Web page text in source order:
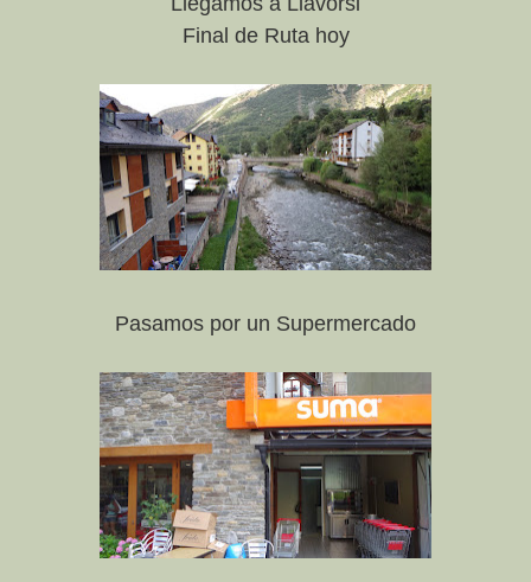
Final de Ruta hoy
Pasamos por un Supermercado